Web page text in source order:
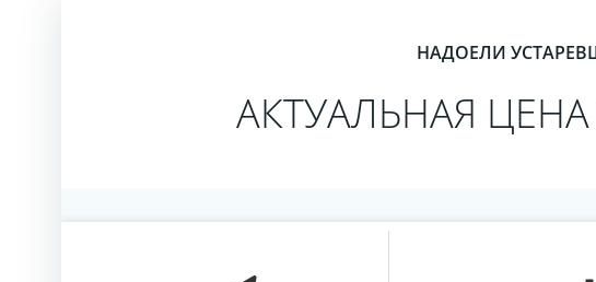
НАДОЕЛИ
АКТУАЛЬНАЯ